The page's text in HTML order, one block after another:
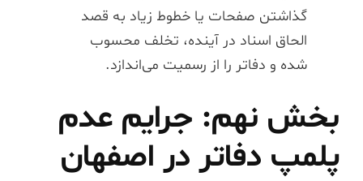
گذاشتن صفحات یا خطوط زیاد به قصد
الحاق اسناد در آینده، تخلف محسوب
شده و دفاتر را از رسمیت می‌اندازد.
بخش نهم: جرایم عدم
پلمپ دفاتر در اصفهان